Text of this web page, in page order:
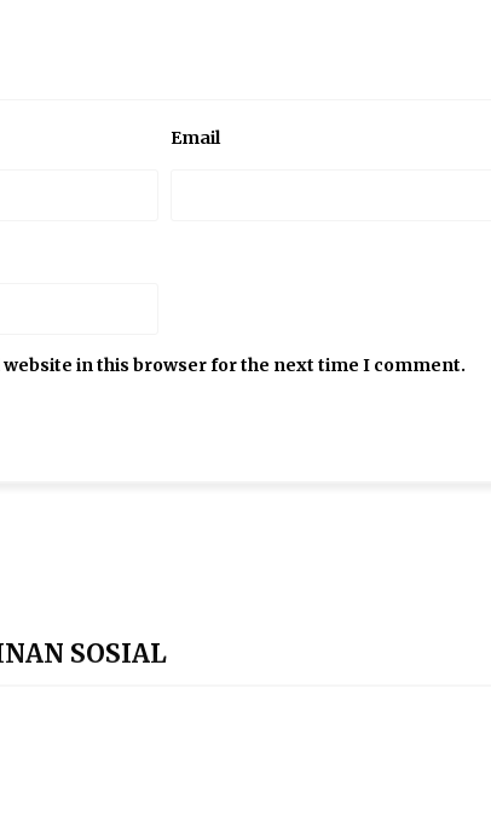
Email
website in this browser for the next time I comment.
SOSIAL